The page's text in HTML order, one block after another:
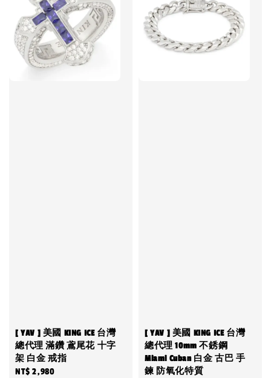
[ YAV ] 美國 KING ICE 台灣
總代理 滿鑽 鳶尾花 十字
架 白金 戒指
Regular
NT$ 2,980
[ YAV ] 美國 KING ICE 台灣
總代理 10mm 不銹鋼
Miami Cuban 白金 古巴 手
鍊 防氧化特質